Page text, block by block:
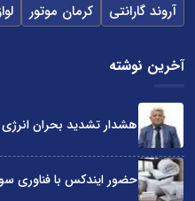
آروند گارانتی
کرمان موتور
آخرین نوشته
هشدار تشدید بحران انرژی و
حضور ایندکس با فناوری